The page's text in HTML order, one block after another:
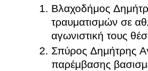
Βλαχοδήμος
τραυματισμών σε
αγωνιστική τους
Σπύρος Δημήτρης
παρέμβασης